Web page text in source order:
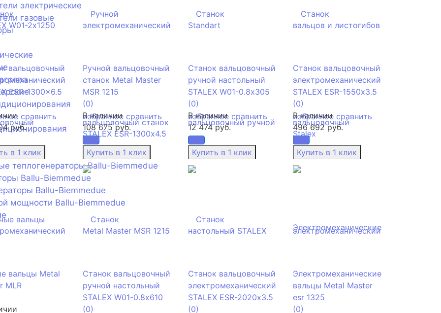
электрические
газовые
теплогенераторы Ballu-Biemmedue
Ballu-Biemmedue
Ballu-Biemmedue
мощности Ballu-Biemmedue
сравнить
вальцовочный
ESR-1300x6.5
руб.
избранное сравнить
Ручной вальцовочный
станок Metal Master
MSR 1215
(0)
В наличии
108 675 руб.
избранное сравнить
Станок вальцовочный
ручной настольный
STALEX W01-0.8х305
(0)
В наличии
12 474 руб.
избранное сравнить
Станок вальцовочный
электромеханический
STALEX ESR-1550х3.5
(0)
В наличии
496 692 руб.
вальцы Metаl
MLR
Станок вальцовочный
ручной настольный
STALEX W01-0.8х610
(0)
Станок вальцовочный
электромеханический
STALEX ESR-2020х3.5
(0)
Электромеханические
вальцы Metal Master
esr 1325
(0)